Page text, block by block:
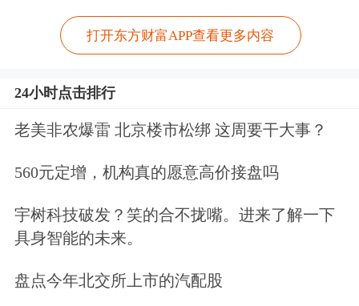
打开东方财富APP查看更多内容
24小时点击排行
老美非农爆雷 北京楼市松绑 这周要干大事？
560元定增，机构真的愿意高价接盘吗
宇树科技破发？笑的合不拢嘴。进来了解一下
具身智能的未来。
盘点今年北交所上市的汽配股